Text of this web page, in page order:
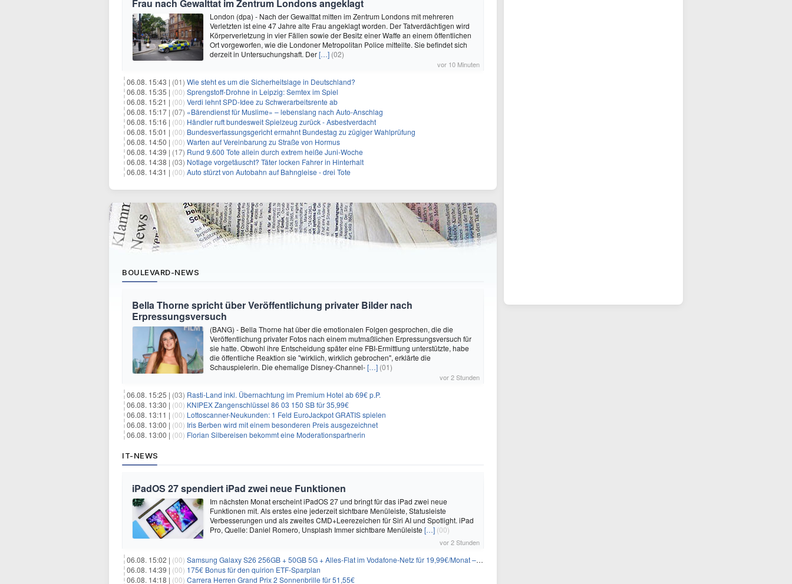
Frau nach Gewalttat im Zentrum Londons angeklagt
London (dpa) - Nach der Gewalttat mitten im Zentrum Londons mit mehreren
Verletzten ist eine 47 Jahre alte Frau angeklagt worden. Der Tatverdächtigen wird
Körperverletzung in vier Fällen sowie der Besitz einer Waffe an einem öffentlichen
Ort vorgeworfen, wie die Londoner Metropolitan Police mitteilte. Sie befindet sich
derzeit in Untersuchungshaft. Der[…] (02)
vor 10 Minuten
06.08. 15:43 | (01) Wie steht es um die Sicherheitslage in Deutschland?
06.08. 15:35 | (00) Sprengstoff-Drohne in Leipzig: Semtex im Spiel
06.08. 15:21 | (00) Verdi lehnt SPD-Idee zu Schwerarbeitsrente ab
06.08. 15:17 | (07) «Bärendienst für Muslime» – lebenslang nach Auto-Anschlag
06.08. 15:16 | (00) Händler ruft bundesweit Spielzeug zurück - Asbestverdacht
06.08. 15:01 | (00) Bundesverfassungsgericht ermahnt Bundestag zu zügiger Wahlprüfung
06.08. 14:50 | (00) Warten auf Vereinbarung zu Straße von Hormus
06.08. 14:39 | (17) Rund 9.600 Tote allein durch extrem heiße Juni-Woche
06.08. 14:38 | (03) Notlage vorgetäuscht? Täter locken Fahrer in Hinterhalt
06.08. 14:31 | (00) Auto stürzt von Autobahn auf Bahngleise - drei Tote
BOULEVARD-NEWS
Bella Thorne spricht über Veröffentlichung privater Bilder nach
Erpressungsversuch
(BANG) - Bella Thorne hat über die emotionalen Folgen gesprochen, die die
Veröffentlichung privater Fotos nach einem mutmaßlichen Erpressungsversuch für
sie hatte. Obwohl ihre Entscheidung später eine FBI-Ermittlung unterstützte, habe
die öffentliche Reaktion sie "wirklich, wirklich gebrochen", erklärte die
Schauspielerin. Die ehemalige Disney-Channel-[…] (01)
vor 2 Stunden
06.08. 15:25 | (03) Rasti-Land inkl. Übernachtung im Premium Hotel ab 69€ p.P.
06.08. 13:30 | (00) KNIPEX Zangenschlüssel 86 03 150 SB für 35,99€
06.08. 13:11 | (00) Lottoscanner-Neukunden: 1 Feld EuroJackpot GRATIS spielen
06.08. 13:00 | (00) Iris Berben wird mit einem besonderen Preis ausgezeichnet
06.08. 13:00 | (00) Florian Silbereisen bekommt eine Moderationspartnerin
IT-NEWS
iPadOS 27 spendiert iPad zwei neue Funktionen
Im nächsten Monat erscheint iPadOS 27 und bringt für das iPad zwei neue
Funktionen mit. Als erstes eine jederzeit sichtbare Menüleiste, Statusleiste
Verbesserungen und als zweites CMD+Leerezeichen für Siri AI und Spotlight. iPad
Pro, Quelle: Daniel Romero, Unsplash Immer sichtbare Menüleiste […] (00)
vor 2 Stunden
06.08. 15:02 | (00) Samsung Galaxy S26 256GB + 50GB 5G + Alles-Flat im Vodafone-Netz für 19,99€/Monat – eff. 0,20€/Monat
06.08. 14:39 | (00) 175€ Bonus für den quirion ETF-Sparplan
06.08. 14:18 | (00) Carrera Herren Grand Prix 2 Sonnenbrille für 51,55€